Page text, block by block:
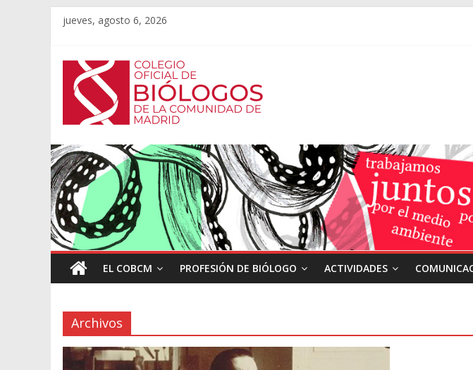
jueves, agosto 6, 2026
EL COBCM PROFESIÓN DE BIÓLOGO ACTIVIDADES
Archivos